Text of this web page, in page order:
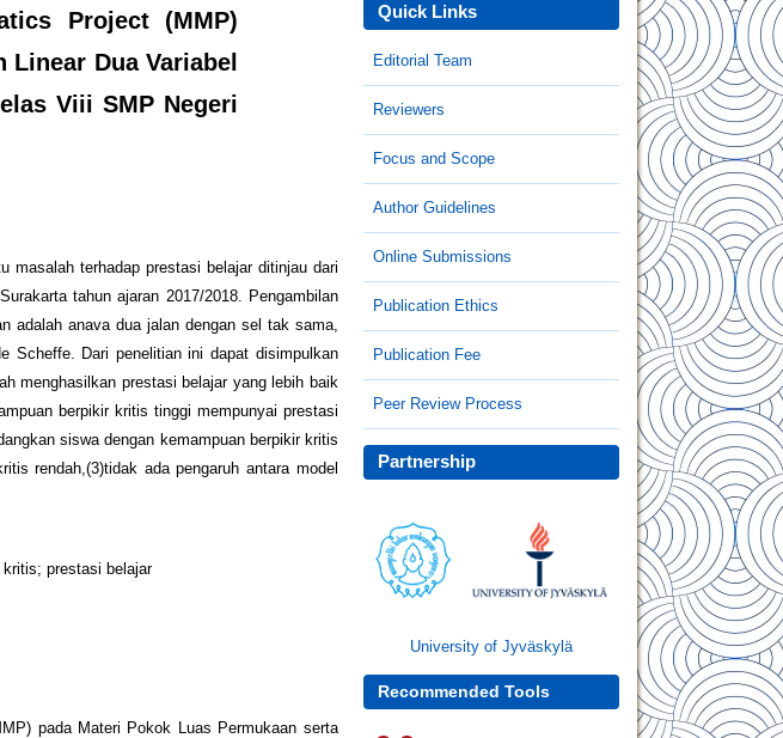
Quick Links
Editorial Team
Reviewers
Focus and Scope
Author Guidelines
Online Submissions
Publication Ethics
Publication Fee
Peer Review Process
Partnership
University of Jyväskylä
Recommended Tools
Project (MMP)
Dua Variabel
Viii SMP Negeri
masalah terhadap prestasi belajar ditinjau dari
tahun ajaran 2017/2018. Pengambilan
adalah anava dua jalan dengan sel tak sama,
Scheffe. Dari penelitian ini dapat disimpulkan
menghasilkan prestasi belajar yang lebih baik
berpikir kritis tinggi mempunyai prestasi
siswa dengan kemampuan berpikir kritis
rendah,(3)tidak ada pengaruh antara model
prestasi belajar
pada Materi Pokok Luas Permukaan serta